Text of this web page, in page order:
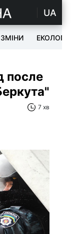
UA
ЗМІНИ ЕКОЛОГІЯ
после
7 хв